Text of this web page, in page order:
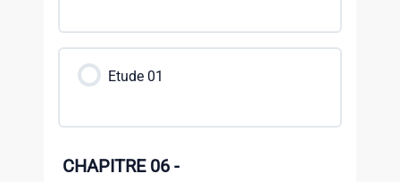
Etude 01
CHAPITRE 06 -